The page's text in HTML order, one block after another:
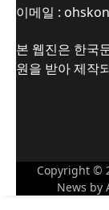
이메일 :
본 웹진은 한국
원을 받아 제작
Copyright ©
News by